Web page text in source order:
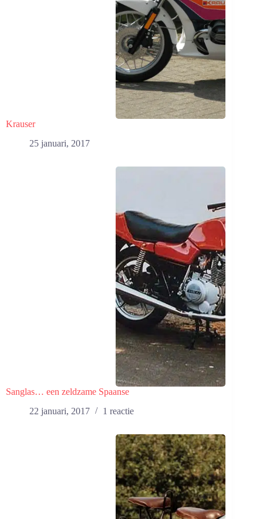
Krauser
25 januari, 2017
Sanglas… een zeldzame Spaanse
22 januari, 2017
1 reactie